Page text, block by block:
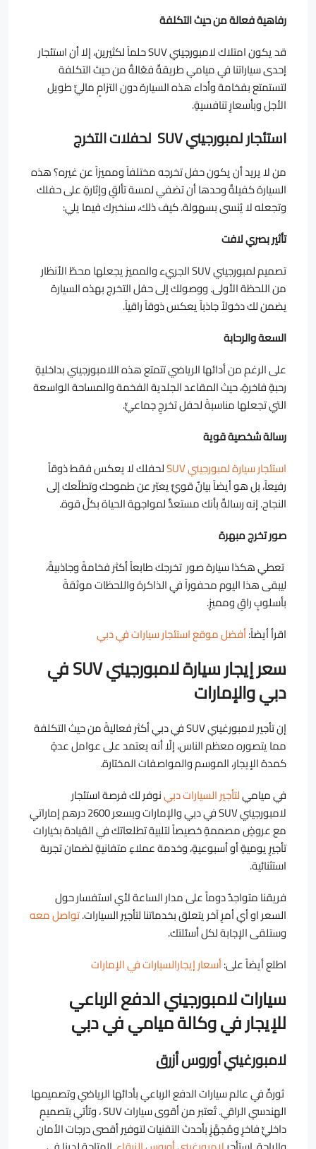
رفاهية فعالة من حيث التكلفة
قد يكون امتلاك لامبورجيني SUV حلماً لكثيرين، إلا أن استئجار
إحدى سياراتنا في ميامي طريقةٌ فعّالةٌ من حيث التكلفة
لتستمتع بفخامة وأداء هذه السيارة دون التزامٍ ماليٍّ طويل
الأجل وبأسعارٍ تنافسيةٍ.
استئجار لمبورجيني SUV لحفلات التخرج
من لا يريد أن يكون حفل تخرجه مختلفاً ومميزاً عن غيره؟ هذه
السيارة كفيلةٌ وحدها أن تضفي لمسة تألقٍ وإثارةٍ على حفلك
وتجعله لا يُنسى بسهولة. كيف ذلك، سنخبرك فيما يلي:
تأثير بصري لافت
تصميم لمبورجيني SUV الجريء والمميز يجعلها محطّ الأنظار
من اللحظة الأولى. ووصولك إلى حفل التخرج بهذه السيارة
يضمن لك دخولاً جاذباً يعكس ذوقاً راقياً.
السعة والرحابة
على الرغم من أدائها الرياضي تتمتع هذه اللامبورجيني بداخليةٍ
رحبةٍ فاخرةٍ، حيث المقاعد الجلدية الفخمة والمساحة الواسعة
التي تجعلها مناسبةً لحفل تخرجٍ جماعيٍّ.
رسالة شخصية قوية
استئجار سيارة لمبورجيني SUV
لحفلك لا يعكس فقط ذوقاً
رفيعاً، بل هو أيضاً بيانٌ قويٌّ يعبّر عن طموحك وتطلّعك إلى
النجاح. إنه رسالةٌ بأنك مستعدٌّ لمواجهة الحياة بكلّ قوة.
صور تخرج مبهرة
تعطي هكذا سيارة صور تخرجك طابعاً أكثر فخامةً وجاذبيةً،
ليبقى هذا اليوم محفوراً في الذاكرة واللحظات موثقةً
بأسلوبٍ راقٍ ومميزٍ.
اقرأ أيضاً:أفضل موقع استئجار سيارات في دبي
سعر إيجار سيارة لامبورجيني SUV في
دبي والإمارات
إن تأجير لامبورغيني SUV في دبي أكثر فعاليةً من حيث التكلفة
مما يتصوره معظم الناس، إلّا أنه يعتمد على عوامل عدةٍ
كمدة الإيجار، الموسم والمواصفات المختارة.
في مياميلتأجير السيارات دبينوفر لك فرصة استئجار
لامبورجيني SUV في دبي والإمارات وبسعر 2600 درهم إماراتي
مع عروضٍ مصممةٍ خصيصاً لتلبية تطلعاتك في القيادة بخيارات
تأجيرٍ يوميةٍ أو أسبوعيةٍ، وخدمة عملاءٍ متفانيةٍ لضمان تجربة
استثنائية.
فريقنا متواجدٌ دوماً على مدار الساعة لأي استفسار حول
السعر او أي أمرٍ آخر يتعلق بخدماتنا لتأجير السيارات.تواصل معه
وستلقى الإجابة لكل أسئلتك.
اطلع أيضاً على:أسعار إيجارالسيارات في الإمارات
سيارات لامبورجيني الدفع الرباعي
للإيجار في وكالة ميامي في دبي
لامبورغيني أوروس أزرق
ثورةٌ في عالم سيارات الدفع الرباعي بأدائها الرياضي وتصميمها
الهندسي الراقي. تُعتبر من أقوى سيارات SUV ، وتأتي بتصميمٍ
داخليٍّ فاخرٍ ومُجهَّزٍ بأحدث التقنيات لتوفير أقصى درجات الأمان